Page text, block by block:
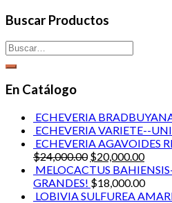
Buscar Productos
En Catálogo
ECHEVERIA
ECHEVERIA VARIETE--
ECHEVERIA AGAVOIDES
$24,000.00 $20,000.00
MELOCACTUS
GRANDES! $18,000.00
LOBIVIA SULFUREA